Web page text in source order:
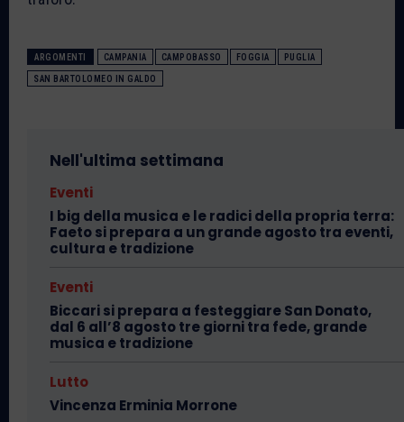
ARGOMENTI CAMPANIA CAMPOBASSO FOGGIA PUGLIA
SAN BARTOLOMEO IN GALDO
Nell'ultima settimana
Eventi
I big della musica e le radici della propria terra:
Faeto si prepara a un grande agosto tra eventi,
cultura e tradizione
Eventi
Biccari si prepara a festeggiare San Donato,
dal 6 all’8 agosto tre giorni tra fede, grande
musica e tradizione
Lutto
Vincenza Erminia Morrone